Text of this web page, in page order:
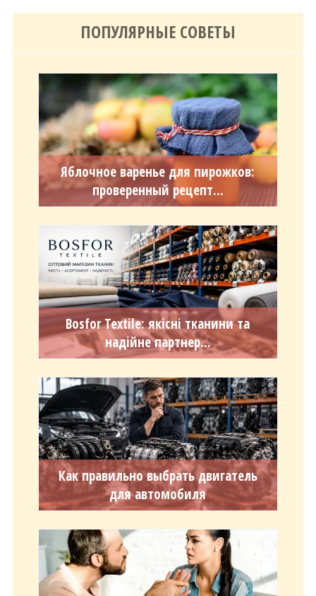
ПОПУЛЯРНЫЕ СОВЕТЫ
Яблочное варенье для пирожков:
проверенный рецепт...
Bosfor Textile: якісні тканини та
надійне партнер...
Как правильно выбрать двигатель
для автомобиля